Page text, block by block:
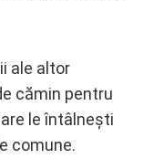
ale altor
cămin pentru
le întâlnești
comune.